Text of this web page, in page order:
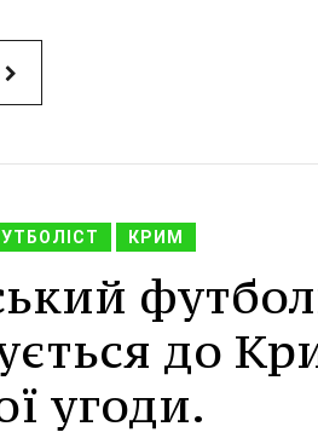
КРИМ
до
угоди.